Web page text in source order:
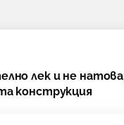
лек и не
конструкция